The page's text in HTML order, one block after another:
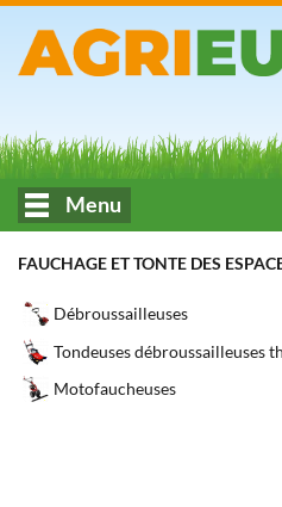
Menu
FAUCHAGE ET TONTE DES
Débroussailleuses
Tondeuses débroussailleuses
Motofaucheuses